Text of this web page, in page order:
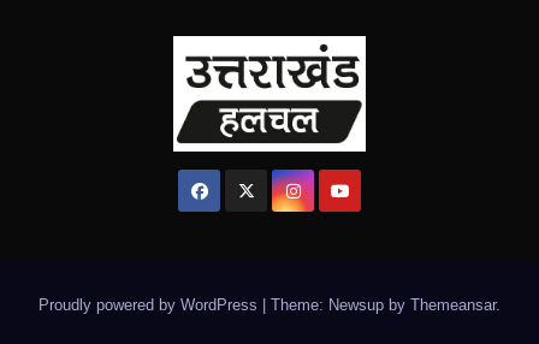
Proudly powered by WordPress Theme: Newsup by Themeansar.